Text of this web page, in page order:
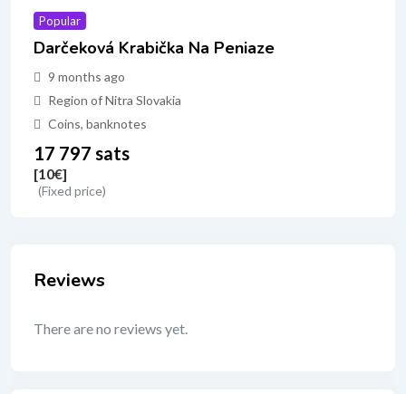
Popular
Darčeková Krabička Na Peniaze
9 months ago
Region of Nitra Slovakia
Coins, banknotes
17 797 sats
[10€]
(Fixed price)
Reviews
There are no reviews yet.